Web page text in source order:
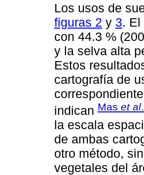
Los usos de
figuras 2 y 3.
con 44.3 %
y la selva alta
Estos
cartografía de
indican Mas et al
la escala
de ambas
otro método,
vegetales del